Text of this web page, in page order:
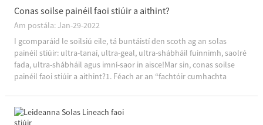
Conas soilse painéil faoi stiúir a aithint?
Am postála: Jan-29-2022
I gcomparáid le soilsiú eile, tá buntáistí den scoth ag an solas
painéil stiúir: ultra-tanaí, ultra-geal, ultra-shábháil fuinnimh, saolré
fada, ultra-shábháil agus imní-saor in aisce!Mar sin, conas soilse
painéil faoi stiúir a aithint?1. Féach ar an “fachtóir cumhachta
t...